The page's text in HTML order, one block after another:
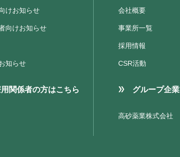
けお知らせ
向けお知らせ
知らせ
用関係者の方はこちら
会社概要
事業所一覧
採用情報
CSR活動
グループ企業
高砂薬業株式会社